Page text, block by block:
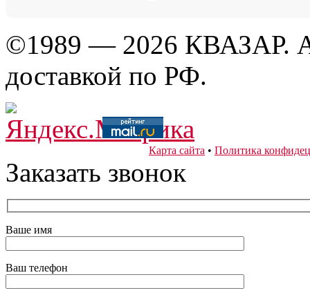
©1989 — 2026 КВАЗАР.
доставкой по РФ.
Карта сайта • Политика
Заказать звонок
Ваше имя
Ваш телефон